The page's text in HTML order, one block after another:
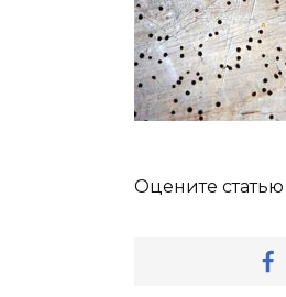
Оцените статью